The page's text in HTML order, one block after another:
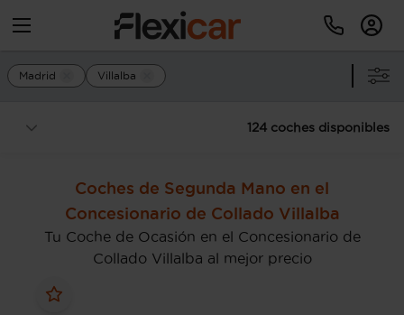
Madrid Villalba
124 coches disponibles
Coches de Segunda Mano en el
Concesionario de Collado Villalba
Tu Coche de Ocasión en el Concesionario de
Collado Villalba al mejor precio